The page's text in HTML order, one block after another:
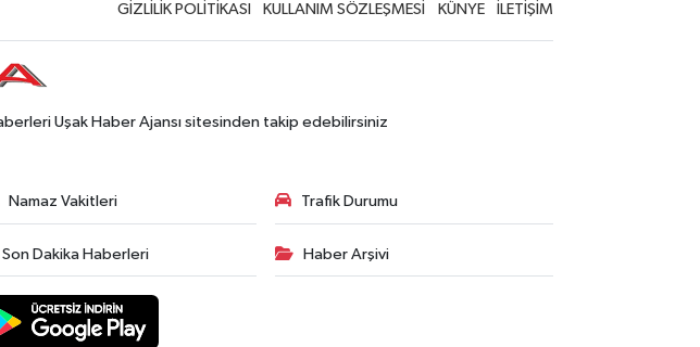
GİZLİLİK POLİTİKASI
KULLANIM SÖZLEŞMESİ KÜNYE İLETİŞİM
Uşak Haber Ajansı sitesinden takip edebilirsiniz
Namaz Vakitleri Trafik Durumu
Son Dakika Haberleri Haber Arşivi